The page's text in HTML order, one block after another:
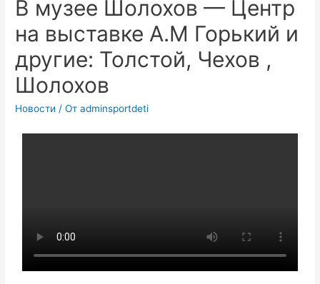
В музее Шолохов — Центр
на выставке А.М Горький и
другие: Толстой, Чехов ,
Шолохов
Новости / От adminsportdeti